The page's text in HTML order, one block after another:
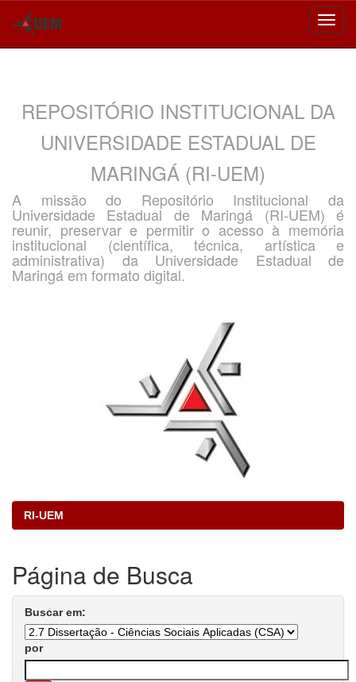
REPOSITÓRIO INSTITUCIONAL DA
UNIVERSIDADE ESTADUAL DE
MARINGÁ (RI-UEM)
A missão do Repositório Institucional da
Universidade Estadual de Maringá (RI-UEM) é
reunir, preservar e permitir o acesso à memória
institucional (científica, técnica, artística e
administrativa) da Universidade Estadual de
Maringá em formato digital.
RI-UEM
Página de Busca
Buscar em:
por